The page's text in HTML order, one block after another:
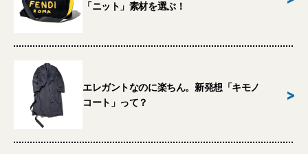
「ニット」素材を選ぶ！
エレガントなのに楽ちん。新発想「キモノ
コート」って？
>